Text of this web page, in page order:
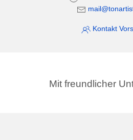
Kontakt
Mit freundlicher